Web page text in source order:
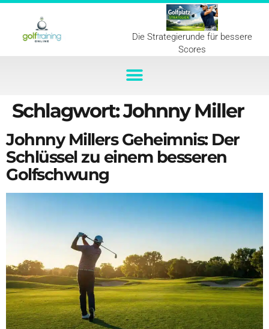
Die Strategierunde für bessere
Scores
Schlagwort:Johnny Miller
Johnny Millers Geheimnis: Der
Schlüssel zu einem besseren
Golfschwung